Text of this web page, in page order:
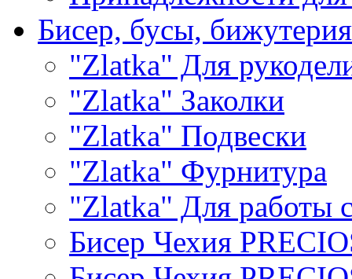
Бисер, бусы, бижутерия
"Zlatka" Для
"Zlatka" Заколки
"Zlatka" Подвески
"Zlatka" Фурнитура
"Zlatka" Для работы
Бисер Чехия